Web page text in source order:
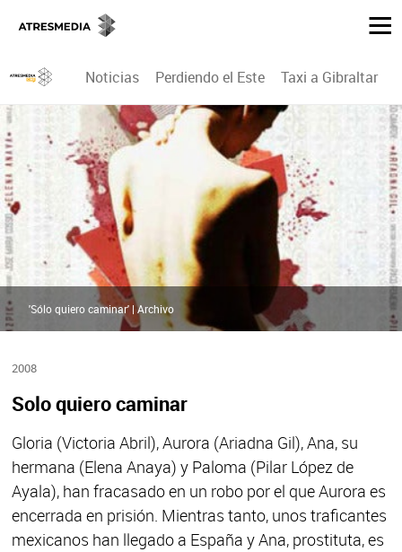
Noticias Perdiendo el Este Taxi a Gibraltar
2008
Solo quiero caminar
Gloria (Victoria Abril), Aurora (Ariadna Gil), Ana, su
hermana (Elena Anaya) y Paloma (Pilar López de
Ayala), han fracasado en un robo por el que Aurora es
encerrada en prisión. Mientras tanto, unos traficantes
mexicanos han llegado a España y Ana, prostituta, es
'Sólo quiero caminar' | Archivo